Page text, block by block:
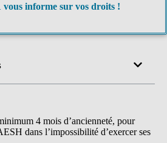
vous informe sur vos droits !
4 mois d’ancienneté, pour
dans l’impossibilité d’exercer ses